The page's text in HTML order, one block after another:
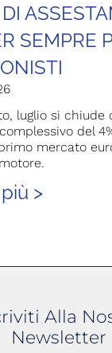
SEMPRE
luglio si chiude
del
mercato
>
Alla
Newsletter